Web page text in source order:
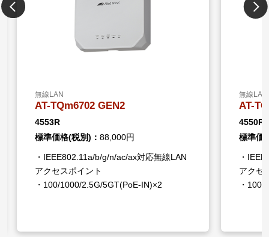
無線LAN
AT-TQm6702 GEN2
4553R
標準価格(税別)： 88,000円
・IEEE802.11a/b/g/n/ac/ax対応無線LAN
アクセスポイント
・100/1000/2.5G/5GT(PoE-IN)×2
無線LAN
AT-
4550R
標準価
・
アクセ
・